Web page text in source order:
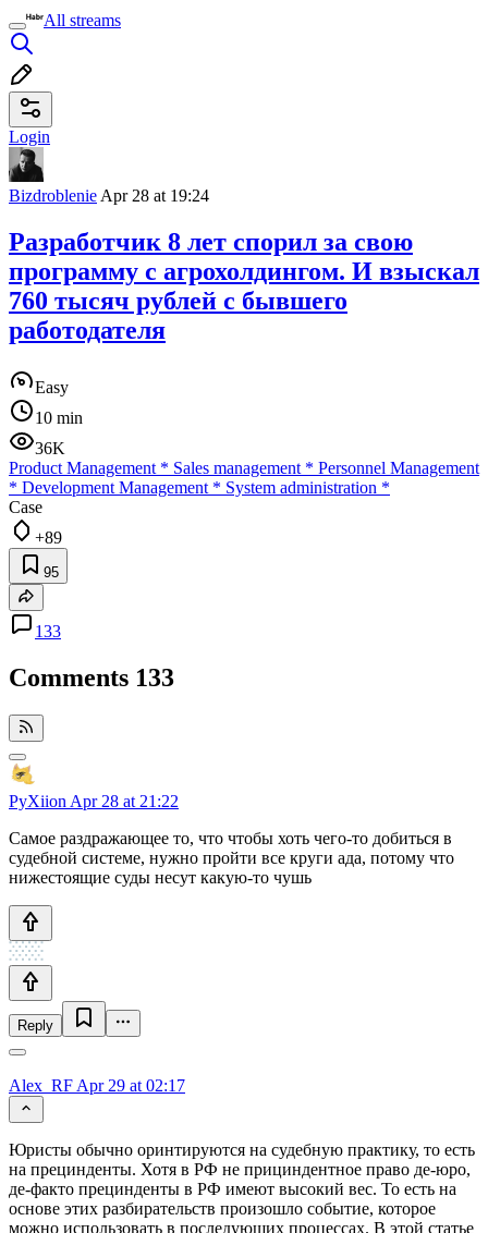
All streams
Login
Bizdroblenie Apr 28 at 19:24
Разработчик 8 лет спорил за свою
программу с агрохолдингом. И взыскал
760 тысяч рублей с бывшего
работодателя
Easy
10 min
36K
Product Management * Sales management * Personnel Management
* Development Management * System administration *
Case
+89
95
133
Comments 133
PyXiion Apr 28 at 21:22
Самое раздражающее то, что чтобы хоть чего-то добиться в
судебной системе, нужно пройти все круги ада, потому что
нижестоящие суды несут какую-то чушь
Reply
Alex_RF Apr 29 at 02:17
Юристы обычно оринтируются на судебную практику, то есть
на прецинденты. Хотя в РФ не прициндентное право де-юро,
де-факто прецинденты в РФ имеют высокий вес. То есть на
основе этих разбирательств произошло событие, которое
можно использовать в последующих процессах. В этой статье